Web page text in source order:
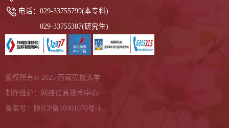
电话： 029-33755799(本专科)
029-33755387(研究生)
版权所有© 2025 西藏民族大学
制作维护：
网络信息技术中心
备案号：陕ICP备16001070号-1